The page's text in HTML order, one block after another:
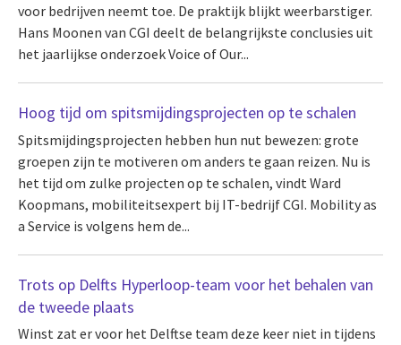
voor bedrijven neemt toe. De praktijk blijkt weerbarstiger.
Hans Moonen van CGI deelt de belangrijkste conclusies uit
het jaarlijkse onderzoek Voice of Our...
Hoog tijd om spitsmijdingsprojecten op te schalen
Spitsmijdingsprojecten hebben hun nut bewezen: grote
groepen zijn te motiveren om anders te gaan reizen. Nu is
het tijd om zulke projecten op te schalen, vindt Ward
Koopmans, mobiliteitsexpert bij IT-bedrijf CGI. Mobility as
a Service is volgens hem de...
Trots op Delfts Hyperloop-team voor het behalen van
de tweede plaats
Winst zat er voor het Delftse team deze keer niet in tijdens